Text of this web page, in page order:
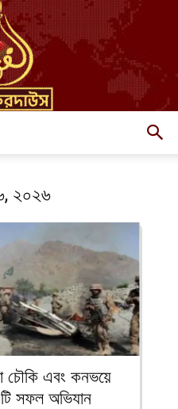
আল-
ফিরদাউস
২০২৬
চৌকি এবং কনভয়ে
সফল অভিযান